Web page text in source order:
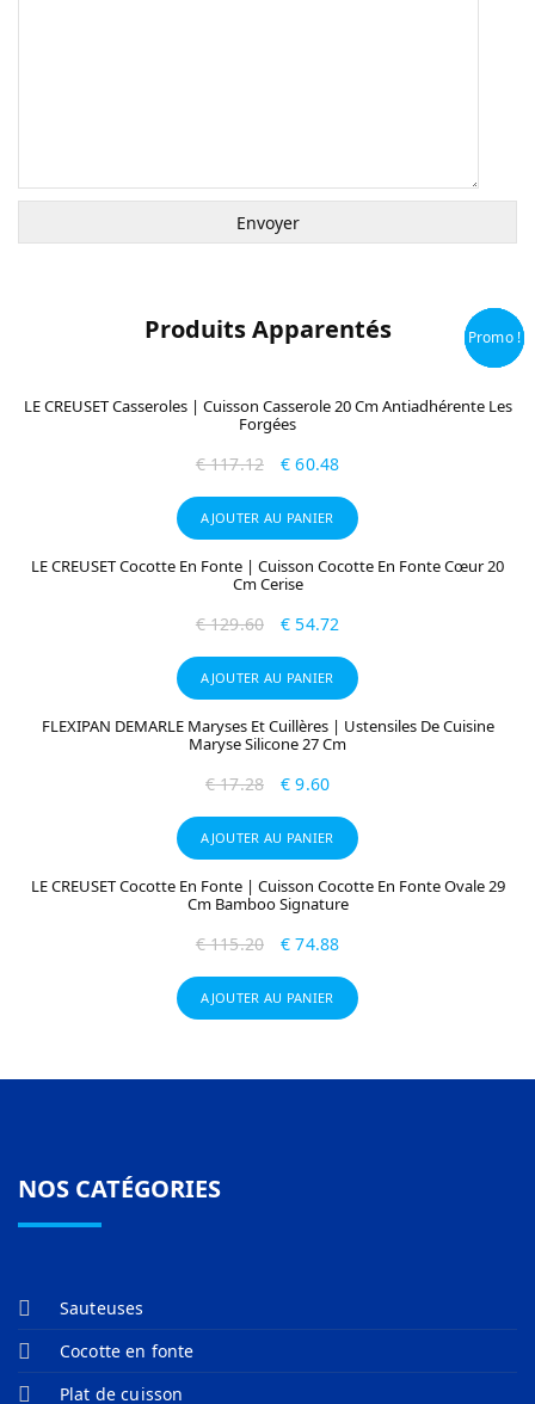
Produits Apparentés Promo !
LE CREUSET Casseroles | Cuisson Casserole 20 Cm Antiadhérente Les
Forgées
€117.12 € 60.48
AJOUTER AU PANIER
Promo !
LE CREUSET Cocotte En Fonte | Cuisson Cocotte En Fonte Cœur 20
Cm Cerise
€129.60 € 54.72
AJOUTER AU PANIER
Promo !
FLEXIPAN DEMARLE Maryses Et Cuillères | Ustensiles De Cuisine
Maryse Silicone 27 Cm
€17.28 € 9.60
AJOUTER AU PANIER
Promo !
LE CREUSET Cocotte En Fonte | Cuisson Cocotte En Fonte Ovale 29
Cm Bamboo Signature
€115.20 € 74.88
AJOUTER AU PANIER
NOS CATÉGORIES
Sauteuses
Cocotte en fonte
Plat de cuisson